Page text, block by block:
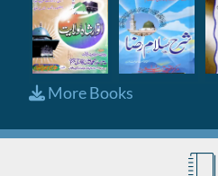
More Books